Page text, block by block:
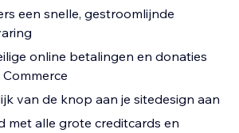
een snelle, gestroomlijnde
online betalingen en donaties
van de knop aan je sitedesign aan
met alle grote creditcards en